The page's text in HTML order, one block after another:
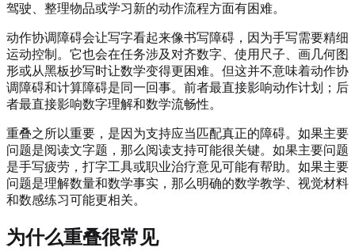
驾驶、整理物品或学习新的动作流程方面有困难。
动作协调障碍会让写字看起来像书写障碍，因为手写需要精细
运动控制。它也会在任务涉及对齐数字、使用尺子、画几何图
形或从黑板抄写时让数学变得更困难。但这并不意味着动作协
调障碍和计算障碍是同一回事。前者最直接影响动作计划；后
者最直接影响数字理解和数学流畅性。
重叠之所以重要，是因为支持应当匹配真正的障碍。如果主要
问题是阅读文字题，那么阅读支持可能很关键。如果主要问题
是手写疲劳，打字工具或职业治疗意见可能有帮助。如果主要
问题是理解数量和数学事实，那么明确的数学教学、视觉材料
和数感练习可能更相关。
为什么重叠很常见